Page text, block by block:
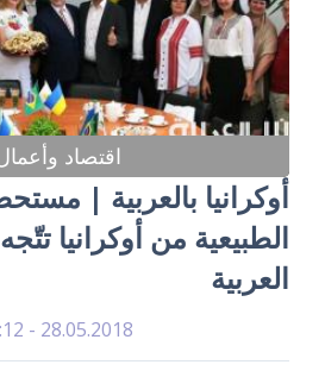
اقتصاد
أوكرانيا بالعربية |
الطبيعية من أوكرانيا
العربية
28.05.2018 - 10:12